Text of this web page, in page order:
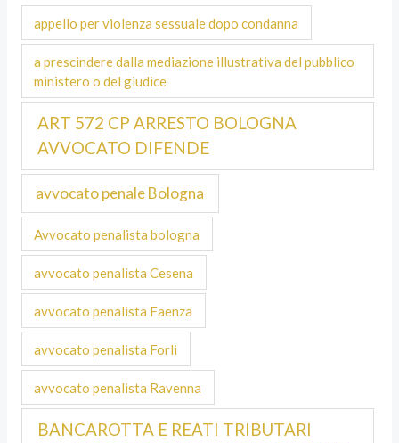
appello per violenza sessuale dopo condanna
a prescindere dalla mediazione illustrativa del pubblico
ministero o del giudice
ART 572 CP ARRESTO BOLOGNA
AVVOCATO DIFENDE
avvocato penale Bologna
Avvocato penalista bologna
avvocato penalista Cesena
avvocato penalista Faenza
avvocato penalista Forli
avvocato penalista Ravenna
BANCAROTTA E REATI TRIBUTARI